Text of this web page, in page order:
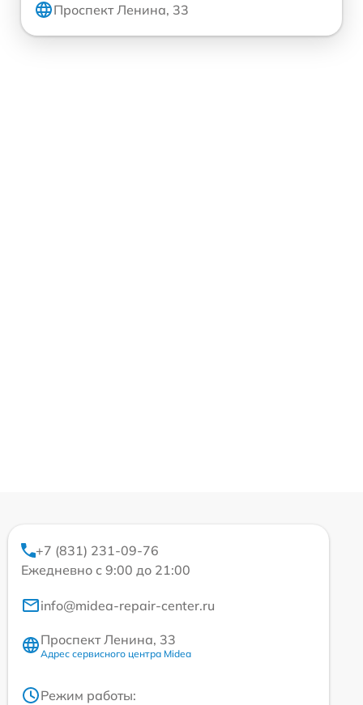
Проспект Ленина, 33
+7 (831) 231-09-76
Ежедневно с 9:00 до 21:00
info@midea-repair-center.ru
Проспект Ленина, 33
Адрес сервисного центра Midea
Режим работы: